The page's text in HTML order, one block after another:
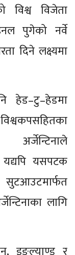
विजेता
पुगेको नर्वे
दिने लक्ष्यमा
हेड–टु–हेडमा
यसपटक
लागि